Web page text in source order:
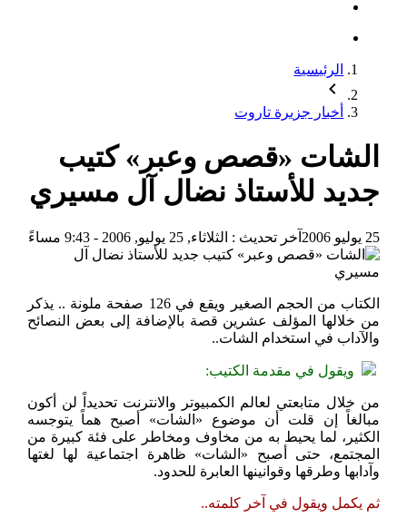
الرئيسية
أخبار جزيرة تاروت
الشات «قصص وعبر» كتيب
جديد للأستاذ نضال آل مسيري
25 يوليو 2006 آخر تحديث : الثلاثاء, 25 يوليو, 2006 - 9:43 مساءً
الكتاب من الحجم الصغير ويقع في 126 صفحة ملونة .. يذكر
من خلالها المؤلف عشرين قصة بالإضافة إلى بعض النصائح
والآداب في استخدام الشات..
ويقول في مقدمة الكتيب:
من خلال متابعتي لعالم الكمبيوتر والانترنت تحديداً لن أكون
مبالغاً إن قلت أن موضوع «الشات» أصبح هماً يتوجسه
الكثير، لما يحيط به من مخاوف ومخاطر على فئة كبيرة من
المجتمع، حتى أصبح «الشات» ظاهرة اجتماعية لها لغتها
وآدابها وطرقها وقوانينها العابرة للحدود.
ثم يكمل ويقول في آخر كلمته..